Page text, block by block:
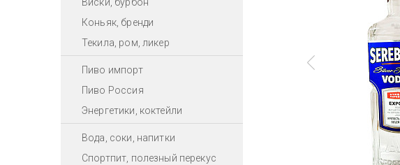
Коньяк, бренди
Текила, ром, ликер
Пиво импорт
Пиво Россия
Энергетики, коктейли
Вода, соки, напитки
Спортпит, полезный перекус